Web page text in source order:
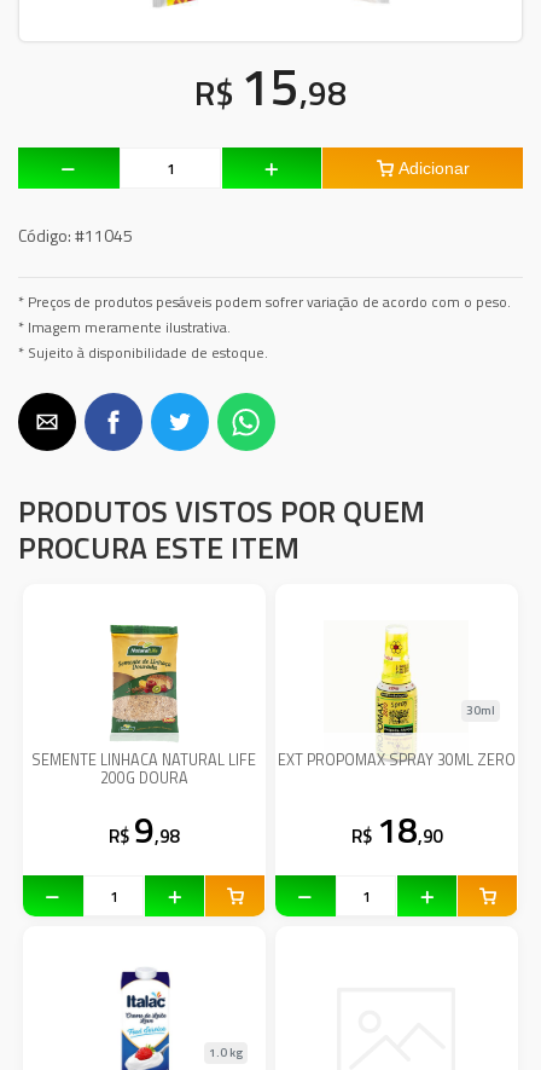
R$ 15,98
Adicionar
Código:#11045
* Preços de produtos pesáveis podem sofrer variação de acordo com o peso.
* Imagem meramente ilustrativa.
* Sujeito à disponibilidade de estoque.
PRODUTOS VISTOS POR QUEM
PROCURA ESTE ITEM
SEMENTE LINHACA NATURAL LIFE
200G DOURA
R$ 9,98
EXT PROPOMAX SPRAY 30ML ZERO
30ml
R$ 18,90
1.0 kg